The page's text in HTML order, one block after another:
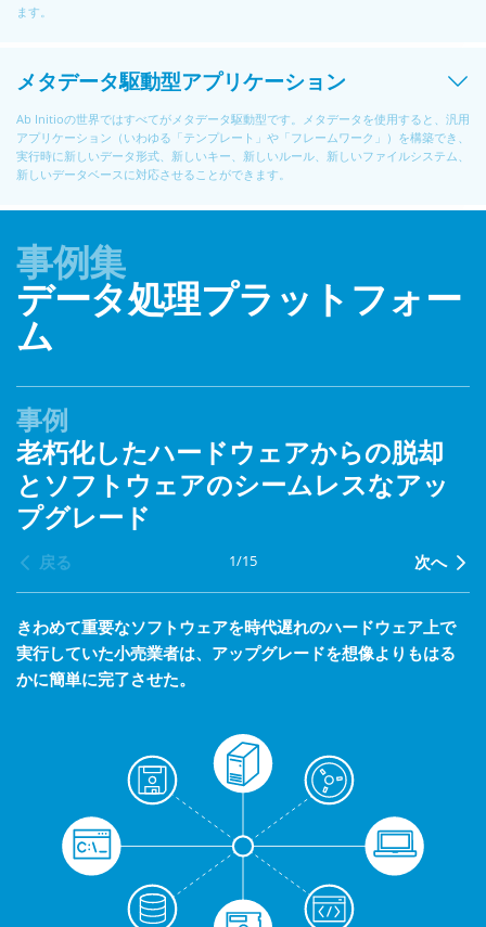
ます。
メタデータ駆動型アプリケーション
Ab Initioの世界ではすべてがメタデータ駆動型です。メタデータを使用すると、汎用
アプリケーション（いわゆる「テンプレート」や「フレームワーク」）を構築でき、
実行時に新しいデータ形式、新しいキー、新しいルール、新しいファイルシステム、
新しいデータベースに対応させることができます。
事例集
データ処理プラットフォー
ム
事例
老朽化したハードウェアからの脱却
とソフトウェアのシームレスなアッ
プグレード
戻る 1/15 次へ
きわめて重要なソフトウェアを時代遅れのハードウェア上で
実行していた小売業者は、アップグレードを想像よりもはる
かに簡単に完了させた。